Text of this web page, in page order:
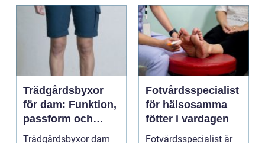
Trädgårdsbyxor
för dam: Funktion,
passform och
hållbar stil i
Trädgårdsbyxor dam
Fotvårdsspecialist
för hälsosamma
fötter i vardagen
Fotvårdsspecialist är